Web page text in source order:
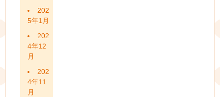
202
5年1月
202
4年12
月
202
4年11
月